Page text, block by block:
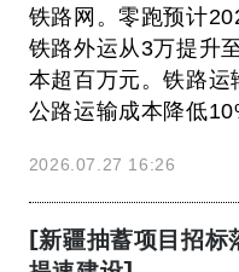
铁路网。零跑预计
铁路外运从3万提升
本超百万元。铁路
公路运输成本降低
2026.07.27 16:26
[新疆抽蓄项目招标